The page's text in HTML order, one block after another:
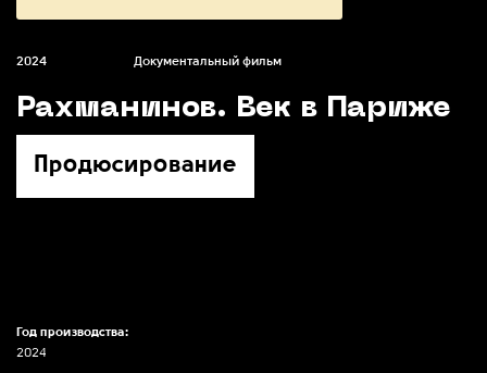
2024 Документальный фильм
Рахманинов. Век в Париже
Продюсирование
Год производства:
2024